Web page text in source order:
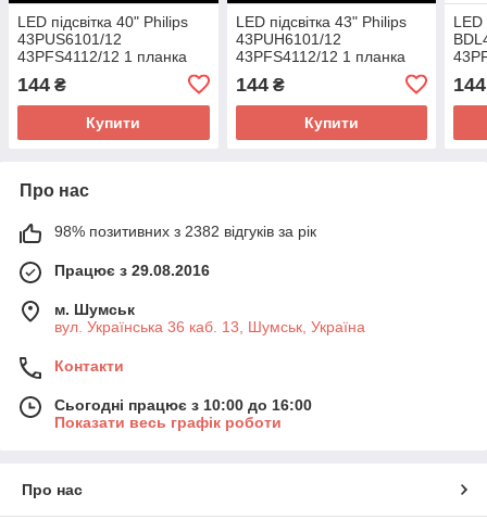
LED підсвітка 40" Philips
43PUS6101/12
43PFS4112/12 1 планка
144 ₴
Купити
LED підсвітка 43" Philips
43PUH6101/12
43PFS4112/12 1 планка
144₴
Купити
LED
144
Про нас
98% позитивних з 2382 відгуків за рік
Працює з 29.08.2016
м. Шумськ
вул. Українська 36 каб. 13, Шумськ, Україна
Контакти
Сьогодні працює з 10:00 до 16:00
Показати весь графік роботи
Про нас